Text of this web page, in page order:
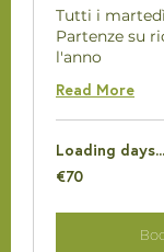
Tutti i martedì
Partenze su
l'anno
Read More
Loading days...
70
euros
€70